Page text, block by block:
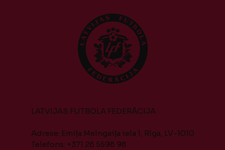
LATVIJAS FUTBOLA FEDERĀCIJA
Adrese: Emiļa Melngaiļa iela 1, Rīga, LV-1010
Telefons: +371 28 5598 98